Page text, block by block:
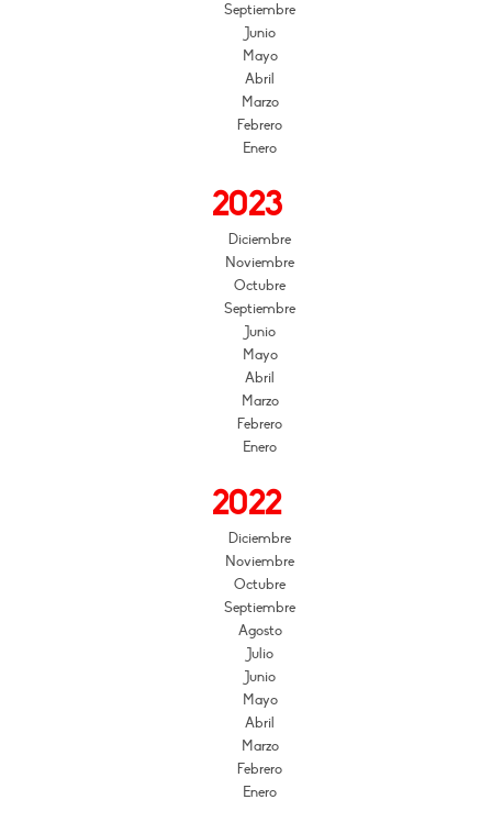
Septiembre
Junio
Mayo
Abril
Marzo
Febrero
Enero
2023
Diciembre
Noviembre
Octubre
Septiembre
Junio
Mayo
Abril
Marzo
Febrero
Enero
2022
Diciembre
Noviembre
Octubre
Septiembre
Agosto
Julio
Junio
Mayo
Abril
Marzo
Febrero
Enero